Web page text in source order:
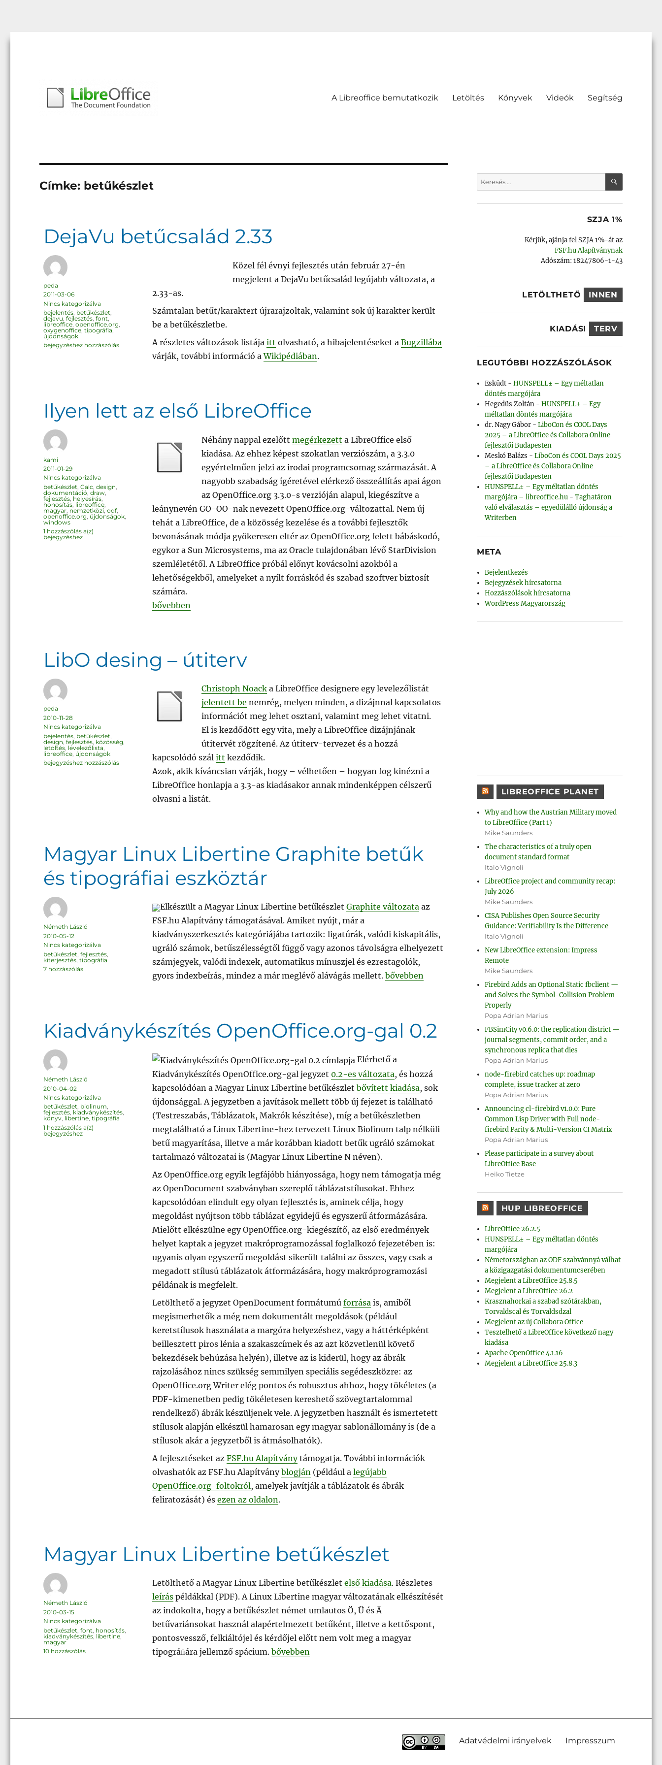
A Libreoffice bemutatkozik Letöltés Könyvek Videók Segítség
Címke: betűkészlet
DejaVu betűcsalád 2.33
Közel fél évnyi fejlesztés után február 27-én
megjelent a DejaVu betűcsalád legújabb változata, a
2.33-as.
Számtalan betűt/karaktert újrarajzoltak, valamint sok új karakter került
be a betűkészletbe.
A részletes változások listája itt olvasható, a hibajelentéseket a Bugzillába
várják, további információ aWikipédiában.
Szerző
peda
Közzétéve
2011-03-06
Kategória
Nincs kategorizálva
Címke
bejelentés, betűkészlet,
dejavu,fejlesztés,font,
libreoffice,openoffice.org,
oxygenoffice,tipográfia,
újdonságok
DejaVu
betűcsalád
bejegyzéshez hozzászólás
Ilyen lett az első LibreOffice
Néhány nappal ezelőtt megérkezett a LibreOffice első
kiadása. Az ehhez képest szokatlan verziószám, a 3.3.0
egyértelműen jelzi az irodai programcsomag származását. A
nagyobb szabadság ígéretével elérkező összeállítás apai ágon
az OpenOffice.org 3.3.0-s verzióján alapul, kiegészítve a
leánynevén GO-OO-nak nevezett OpenOffice.org-változattal. Nem új
tehát a LibreOffice, de a közösség kezelése és a további fejlesztők
bevonásának módja gyökeresen eltér az OpenOffice.org felett bábáskodó,
egykor a Sun Microsystems, ma az Oracle tulajdonában lévő StarDivision
szemléletétől. A LibreOffice próbál előnyt kovácsolni azokból a
lehetőségekből, amelyeket a nyílt forráskód és szabad szoftver biztosít
számára.
„Ilyen lett az első LibreOffice”
bővebben
Szerző
kami
Közzétéve
2011-01-29
Kategória
Nincs kategorizálva
Címke
betűkészlet ,Calc ,design
dokumentáció ,draw
fejlesztés helyesírás
honosítás libreoffice
magyar nemzetközi ,odf,
openoffice.org újdonságok
windows
1 hozzászólás a(z)
bejegyzéshez
LibO desing – útiterv
Christoph Noacka LibreOffice designere egy levelezőlistát
jelentett be nemrég, melyen minden, a dizájnnal kapcsolatos
információt meg lehet osztani, valamint meg lehet vitatni.
El is kezdődött egy vita, mely a LibreOffice dizájnjának
útitervét rögzítené. Az útiterv-tervezet és a hozzá
kapcsolódó szál itt kezdődik.
Azok, akik kíváncsian várják, hogy – vélhetően – hogyan fog kinézni a
LibreOffice honlapja a 3.3-as kiadásakor annak mindenképpen célszerű
olvasni a listát.
Szerző
peda
Közzétéve
2010-11-28
Kategória
Nincs kategorizálva
Címke
bejelentés betűkészlet
design ,fejlesztés közösség
letöltés levelezőlista
libreoffice újdonságok
LibO
desing
bejegyzéshez hozzászólás
Magyar Linux Libertine Graphite betűk
és tipográfiai eszköztár
Elkészült a Magyar Linux Libertine betűkészlet Graphite változataaz
FSF.hu Alapítvány támogatásával. Amiket nyújt, már a
kiadványszerkesztés kategóriájába tartozik: ligatúrák, valódi kiskapitális,
ugráló számok, betűszélességtől függő vagy azonos távolságra elhelyezett
számjegyek, valódi indexek, automatikus mínuszjel és ezrestagolók,
gyors indexbeírás, mindez a már meglévő alávágás mellett. „Magyar Linux Libertine Graphite betűk és tipográfiai eszköztár”
bővebben
Szerző
Németh László
Közzétéve
2010-05-12
Kategória
Nincs kategorizálva
Címke
betűkészlet ,fejlesztés
kiterjesztés,tipográfia
7 hozzászólásMagyar
bejegyzéshez
Kiadványkészítés OpenOffice.org-gal 0.2
Elérhető a
Kiadványkészítés OpenOffice.org-gal jegyzet 0.2-es változata, és hozzá
kapcsolódóan a Magyar Linux Libertine betűkészlet bővített kiadása, sok
újdonsággal. A jegyzetben a javítások mellett több új fejezet is található
(Testreszabás, Táblázatok, Makrók készítése), míg a betűkészletben
megtalálható a Linux Libertine-hez tervezett Linux Biolinum talp nélküli
betű magyarítása, illetve a már korábban kiadott betűk ugráló számokat
tartalmazó változatai is (Magyar Linux Libertine N néven).
Az OpenOffice.org egyik legfájóbb hiányossága, hogy nem támogatja még
az OpenDocument szabványban szereplő táblázatstílusokat. Ehhez
kapcsolódóan elindult egy olyan fejlesztés is, aminek célja, hogy
megoldást nyújtson több táblázat egyidejű és egyszerű átformázására.
Mielőtt elkészülne egy OpenOffice.org-kiegészítő, az első eredmények
helyet kaptak a jegyzet makróprogramozással foglalkozó fejezetében is:
ugyanis olyan egyszerű megoldást sikerült találni az összes, vagy csak a
megadott stílusú táblázatok átformázására, hogy makróprogramozási
példának is megfelelt.
Letölthető a jegyzet OpenDocument formátumú forrása is, amiből
megismerhetők a még nem dokumentált megoldások (például
keretstílusok használata a margóra helyezéshez, vagy a háttérképként
beillesztett piros lénia a szakaszcímek és az azt közvetlenül követő
bekezdések behúzása helyén), illetve az is kiderül, hogy az ábrák
rajzolásához nincs szükség semmilyen speciális segédeszközre: az
OpenOffice.org Writer elég pontos és robusztus ahhoz, hogy tökéletes (a
PDF-kimenetben pedig tökéletesen kereshető szövegtartalommal
rendelkező) ábrák készüljenek vele. A jegyzetben használt és ismertetett
stílusok alapján elkészül hamarosan egy magyar sablonállomány is (de a
stílusok akár a jegyzetből is átmásolhatók).
A fejlesztéseket az FSF.hu Alapítványtámogatja. További információk
olvashatók az FSF.hu Alapítványblogján (például a legújabb
OpenOffice.org-foltokról, amelyek javítják a táblázatok és ábrák
feliratozását) és ezen az oldalon.
Szerző
Németh László
Közzétéve
2010-04-02
Kategória
Nincs kategorizálva
Címke
betűkészlet, biolinum,
fejlesztés, kiadványkészítés,
könyv, libertine,tipográfia
1 hozzászólás a(z)
bejegyzéshez
Magyar Linux Libertine betűkészlet
Letölthető a Magyar Linux Libertine betűkészlet első kiadása. Részletes
leíráspéldákkal (PDF). A Linux Libertine magyar változatának elkészítését
az indokolta, hogy a betűkészlet német umlautos Ö, Ü és Ä
betűvariánsokat használ alapértelmezett betűként, illetve a kettőspont,
pontosvessző, felkiáltójel és kérdőjel előtt nem volt meg a magyar
tipográﬁára jellemző spácium. „Magyar Linux Libertine betűkészlet”
bővebben
Szerző
Németh László
Közzétéve
2010-03-15
Kategória
Nincs kategorizálva
Címke
betűkészlet ,font honosítás
kiadványkészítés libertine
magyar
10 hozzászólásMagyar
Keresés
a
KERESÉS
SZJA 1%
Kérjük, ajánja fel SZJA 1%-át az
FSF.hu Alapítványnak
Adószám: 18247806-1-43
LETÖLTHETŐ INNEN
KIADÁSI TERV
LEGUTÓBBI HOZZÁSZÓLÁSOK
Esküdt -HUNSPELL± – Egy méltatlan
döntés margójára
Hegedüs Zoltán -HUNSPELL± – Egy
méltatlan döntés margójára
dr. Nagy Gábor -LiboCon és COOL Days
2025 – a LibreOffice és Collabora Online
fejlesztői Budapesten
Meskó Balázs -LiboCon és COOL Days 2025
– a LibreOffice és Collabora Online
fejlesztői Budapesten
HUNSPELL± – Egy méltatlan döntés
margójára – libreoffice.hu -Taghatáron
való elválasztás – egyedülálló újdonság a
Writerben
META
Bejelentkezés
Bejegyzések hírcsatorna
Hozzászólások hírcsatorna
WordPress Magyarország
LIBREOFFICE PLANET
Why and how the Austrian Military moved
to LibreOffice (Part 1)
Mike Saunders
The characteristics of a truly open
document standard format
Italo Vignoli
LibreOffice project and community recap:
July 2026
Mike Saunders
CISA Publishes Open Source Security
Guidance: Verifiability Is the Difference
Italo Vignoli
New LibreOffice extension: Impress
Remote
Mike Saunders
Firebird Adds an Optional Static fbclient —
and Solves the Symbol-Collision Problem
Properly
Popa Adrian Marius
FBSimCity v0.6.0: the replication district —
journal segments, commit order, and a
synchronous replica that dies
Popa Adrian Marius
node-firebird catches up: roadmap
complete, issue tracker at zero
Popa Adrian Marius
Announcing cl-firebird v1.0.0: Pure
Common Lisp Driver with Full node-
firebird Parity & Multi-Version CI Matrix
Popa Adrian Marius
Please participate in a survey about
LibreOffice Base
Heiko Tietze
HUP LIBREOFFICE
LibreOffice 26.2.5
HUNSPELL± – Egy méltatlan döntés
margójára
Németországban az ODF szabvánnyá válhat
a közigazgatási dokumentumcserében
Megjelent a LibreOffice 25.8.5
Megjelent a LibreOffice 26.2
Krasznahorkai a szabad szótárakban,
Torvaldscal és Torvaldsdzal
Megjelent az új Collabora Office
Tesztelhető a LibreOffice következő nagy
kiadása
Apache OpenOffice 4.1.16
Megjelent a LibreOffice 25.8.3
Adatvédelmi irányelvek Impresszum